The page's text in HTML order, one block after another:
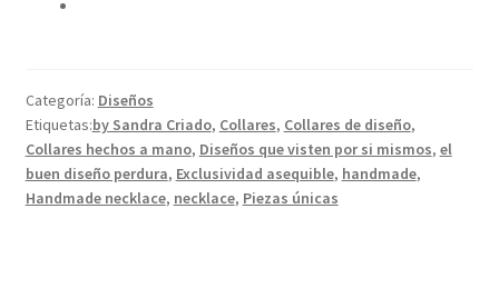
Categoría: Diseños
Etiquetas:by Sandra Criado, Collares, Collares de diseño,
Collares hechos a mano, Diseños que visten por si mismos, el
buen diseño perdura, Exclusividad asequible, handmade,
Handmade necklace, necklace, Piezas únicas